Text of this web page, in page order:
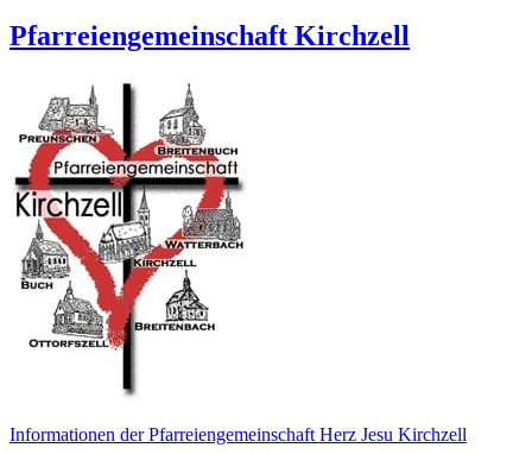
Pfarreiengemeinschaft Kirchzell
Informationen der Pfarreiengemeinschaft Herz Jesu Kirchzell